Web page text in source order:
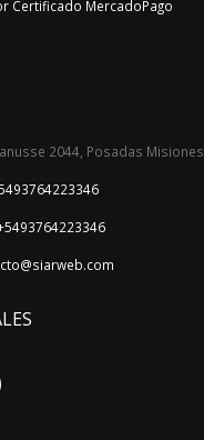
Certificado MercadoPago
2044 Posadas Misiones